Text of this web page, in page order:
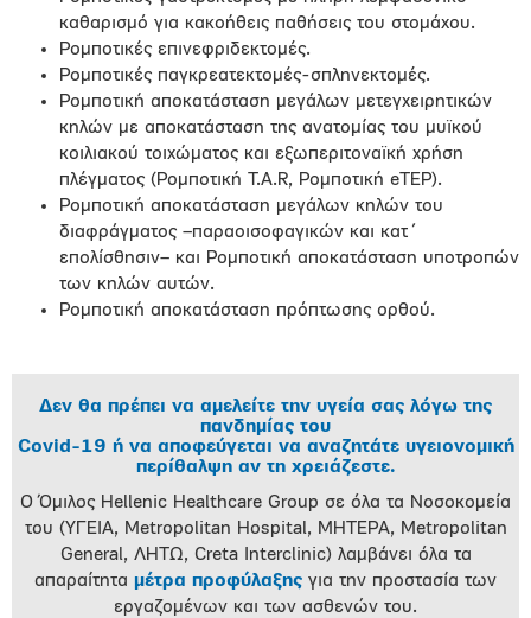
καθαρισμό για κακοήθεις παθήσεις του στομάχου.
Ρομποτικές επινεφριδεκτομές.
Ρομποτικές παγκρεατεκτομές-σπληνεκτομές.
Ρομποτική αποκατάσταση μεγάλων μετεγχειρητικών
κηλών με αποκατάσταση της ανατομίας του μυϊκού
κοιλιακού τοιχώματος και εξωπεριτοναϊκή χρήση
πλέγματος (Ρομποτική T.A.R, Ρομποτική eTEP).
Ρομποτική αποκατάσταση μεγάλων κηλών του
διαφράγματος –παραοισοφαγικών και κατ΄
επολίσθησιν– και Ρομποτική αποκατάσταση υποτροπών
των κηλών αυτών.
Ρομποτική αποκατάσταση πρόπτωσης ορθού.
Δεν θα πρέπει να αμελείτε την υγεία σας λόγω της
πανδημίας του
Covid-19 ή να αποφεύγεται να αναζητάτε υγειονομική
περίθαλψη αν τη χρειάζεστε.
Ο Όμιλος Hellenic Healthcare Group σε όλα τα Νοσοκομεία
του (ΥΓΕΙΑ, Metropolitan Hospital, ΜΗΤΕΡΑ, Metropolitan
General, ΛΗΤΩ, Creta Interclinic) λαμβάνει όλα τα
απαραίτητα μέτρα προφύλαξης για την προστασία των
εργαζομένων και των ασθενών του.